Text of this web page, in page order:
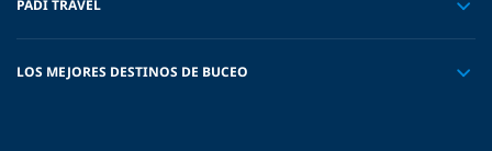
PADI TRAVEL
LOS MEJORES DESTINOS DE BUCEO